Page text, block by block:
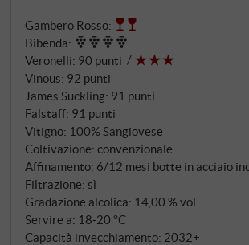
forza e la maturità del sud. Laddove
imbottigliano il loro Rosso dopo pochi
lo lascia maturare per ben due anni: sei
vasche d'acciaio, dodici mesi in grandi
Slavonia e altri sei mesi in bottiglia. La
Gambero Rosso:
Bibenda:
Veronelli: 90 punti
Vinous: 92 punti
James Suckling: 91 punti
Falstaff: 91 punti
Vitigno: 100% Sangiovese
Coltivazione: convenzionale
Affinamento: 6/12 mesi botte in acciaio
Filtrazione: sì
Gradazione alcolica: 14,00 % vol
Servire a: 18‑20 °C
Capacità invecchiamento: 2032+